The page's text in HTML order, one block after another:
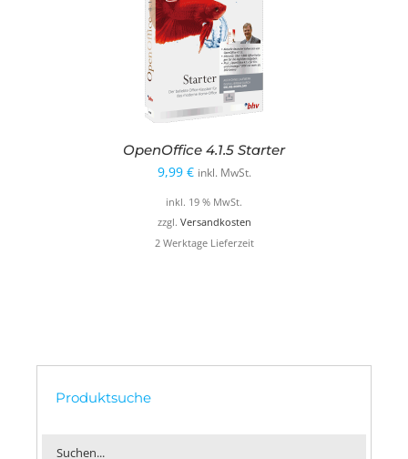
OpenOffice 4.1.5 Starter
9,99 € inkl. MwSt.
inkl. 19 % MwSt.
zzgl. Versandkosten
2 Werktage Lieferzeit
Produktsuche